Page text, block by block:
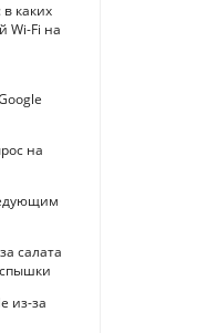
каких
Wi-Fi на
на
салата
из-за